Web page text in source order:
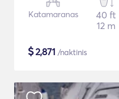
Katamaranas
40 ft
12 m
$2,871 /naktinis